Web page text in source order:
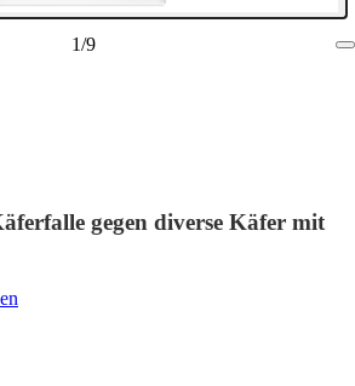
1/9
gegen diverse Käfer mit